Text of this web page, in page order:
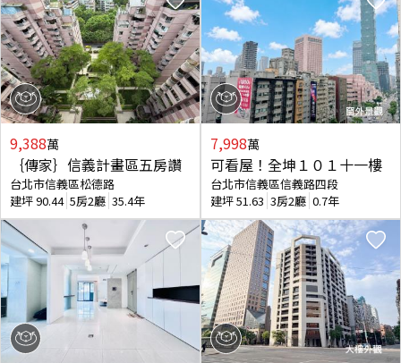
9,388萬
｛傳家｝信義計畫區五房讚
台北市信義區松德路
建坪90.44 5房2廳 35.4年
7,998萬
可看屋！全坤１０１十一樓
台北市信義區信義路四段
建坪51.63 3房2廳 0.7年